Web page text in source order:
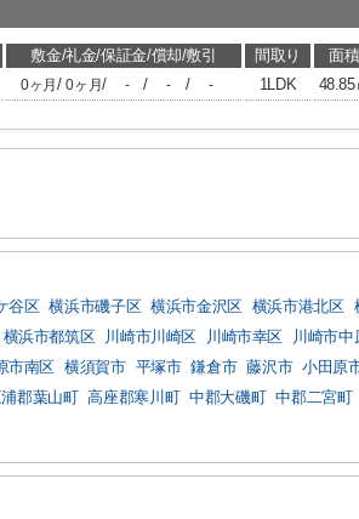
敷金/礼金/保証金/償却/敷引 間取り 面積
0ヶ月/0ヶ月/ - / - / - 1LDK 48.85
谷区 横浜市磯子区 横浜市金沢区 横浜市港北区
横浜市都筑区 川崎市川崎区 川崎市幸区 川崎市中
市南区 横須賀市 平塚市 鎌倉市 藤沢市 小田原
浦郡葉山町 高座郡寒川町 中郡大磯町 中郡二宮町